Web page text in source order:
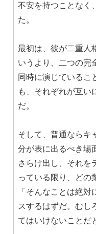
不安を持つことなく
た。
最初は、彼が二重
いうより、二つの完
同時に演じているこ
も、それぞれが互い
だ。
そして、普通ならキ
分が表に出るべき場
さらけ出し、それを
っている限り、どの
「そんなことは絶
スするはずだ。むし
てはいけないことだ